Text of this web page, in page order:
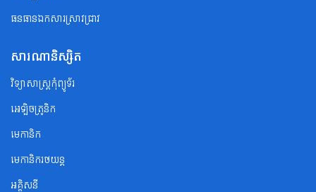
ធនធានឯកសារស្រាវជ្រាវ
សារណានិស្សិត
វិទ្យាសាស្ត្រកុំព្យូទ័រ
អេឡិចត្រូនិក
មេកានិក
មេកានិករថយន្ត
អគ្គិសនី